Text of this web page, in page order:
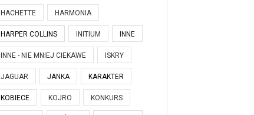
HACHETTE HARMONIA
HARPER COLLINS INITIUM INNE
INNE - NIE MNIEJ CIEKAWE ISKRY
JAGUAR JANKA KARAKTER
KOBIECE KOJRO KONKURS